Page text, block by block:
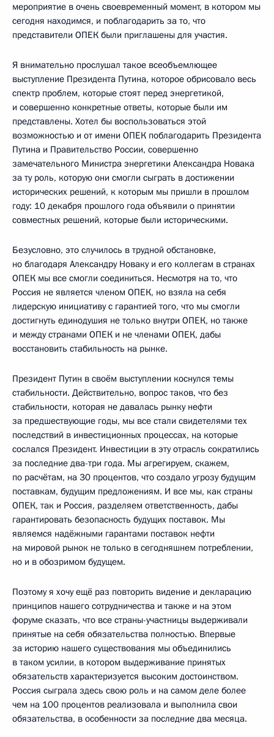
мероприятие в очень своевременный момент, в котором мы
сегодня находимся, и поблагодарить за то, что
представители ОПЕК были приглашены для участия.
Я внимательно прослушал такое всеобъемлющее
выступление Президента Путина, которое обрисовало весь
спектр проблем, которые стоят перед энергетикой,
и совершенно конкретные ответы, которые были им
представлены. Хотел бы воспользоваться этой
возможностью и от имени ОПЕК поблагодарить Президента
Путина и Правительство России, совершенно
замечательного Министра энергетики Александра Новака
за ту роль, которую они смогли сыграть в достижении
исторических решений, к которым мы пришли в прошлом
году: 10 декабря прошлого года объявили о принятии
совместных решений, которые были историческими.
Безусловно, это случилось в трудной обстановке,
но благодаря Александру Новаку и его коллегам в странах
ОПЕК мы все смогли соединиться. Несмотря на то, что
Россия не является членом ОПЕК, но взяла на себя
лидерскую инициативу с гарантией того, что мы смогли
достигнуть единодушия не только внутри ОПЕК, но также
и между странами ОПЕК и не членами ОПЕК, дабы
восстановить стабильность на рынке.
Президент Путин в своём выступлении коснулся темы
стабильности. Действительно, вопрос таков, что без
стабильности, которая не давалась рынку нефти
за предшествующие годы, мы все стали свидетелями тех
последствий в инвестиционных процессах, на которые
сослался Президент. Инвестиции в эту отрасль сократились
за последние два-три года. Мы агрегируем, скажем,
по расчётам, на 30 процентов, что создало угрозу будущим
поставкам, будущим предложениям. И все мы, как страны
ОПЕК, так и Россия, разделяем ответственность, дабы
гарантировать безопасность будущих поставок. Мы
являемся надёжными гарантами поставок нефти
на мировой рынок не только в сегодняшнем потреблении,
но и в обозримом будущем.
Поэтому я хочу ещё раз повторить видение и декларацию
принципов нашего сотрудничества и также и на этом
форуме сказать, что все страны-участницы выдерживали
принятые на себя обязательства полностью. Впервые
за историю нашего существования мы объединились
в таком усилии, в котором выдерживание принятых
обязательств характеризуется высоким достоинством.
Россия сыграла здесь свою роль и на самом деле более
чем на 100 процентов реализовала и выполнила свои
обязательства, в особенности за последние два месяца.